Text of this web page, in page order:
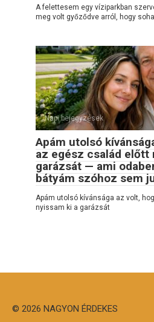
A felettesem egy víziparkban
meg volt győződve arról, hogy
Napi bejegyzések
Apám utolsó
az egész család előtt
garázsát — ami
bátyám szóhoz sem
Apám utolsó kívánsága az volt,
nyissam ki a garázsát
© 2026 NAGYON ÉRDEKES